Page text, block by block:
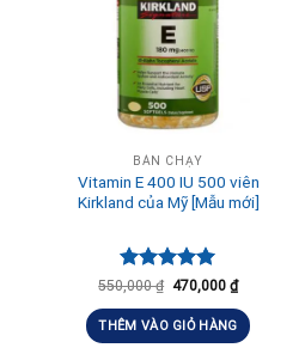
BÁN CHẠY
Vitamin E 400 IU 500 viên
Kirkland của Mỹ [Mẫu mới]
Được xếp
5 sao
550,000₫ 470,000 ₫
THÊM VÀO GIỎ HÀNG